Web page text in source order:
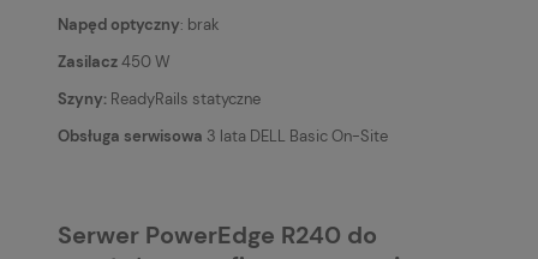
Napęd optyczny: brak
Zasilacz450 W
Szyny: ReadyRails statyczne
Obsługa serwisowa 3 lata DELL Basic On-Site
Serwer PowerEdge R240 do